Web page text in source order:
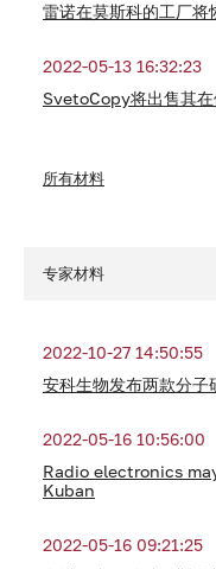
雷诺在莫斯科的工厂将
2022-05-13 16:32:23
SvetoCopy将出售其
所有材料
专家材料
2022-10-27 14:50:55
安科生物发布两款分子
2022-05-16 10:56:00
Radio electronics
Kuban
2022-05-16 09:21:25